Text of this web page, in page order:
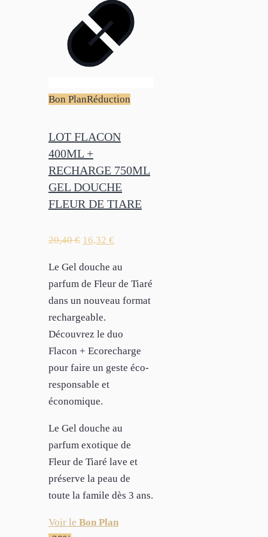
Bon PlanRéduction
LOT FLACON
400ML +
RECHARGE 750ML
GEL DOUCHE
FLEUR DE TIARE
20,40€ 16,32 €
Le Gel douche au
parfum de Fleur de Tiaré
dans un nouveau format
rechargeable.
Découvrez le duo
Flacon + Ecorecharge
pour faire un geste éco-
responsable et
économique.
Le Gel douche au
parfum exotique de
Fleur de Tiaré lave et
préserve la peau de
toute la famile dès 3 ans.
Voir le Bon Plan